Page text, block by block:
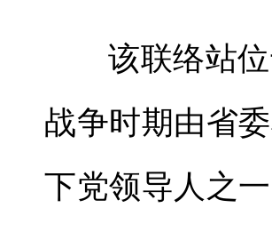
该联络站
战争时期由省
下党领导人之